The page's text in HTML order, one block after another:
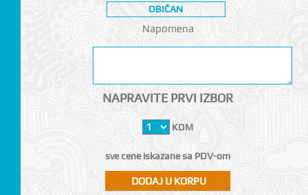
OBIČAN
Napomena
NAPRAVITE PRVI IZBOR
KOM
sve cene iskazane sa PDV-om